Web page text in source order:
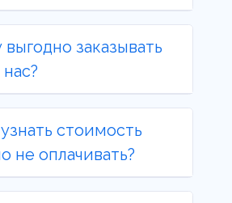
заказывать
стоимость
не оплачивать?